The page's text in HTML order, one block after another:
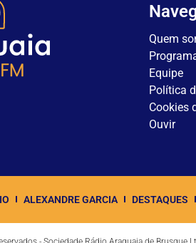
Quem
Equipe
Política
Cookies
Ouvir
ALEXANDRE GARCIA DESTAQUES